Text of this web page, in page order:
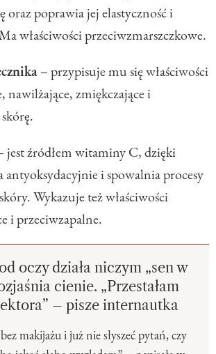
oraz poprawia jej elastyczność i
właściwości przeciwzmarszczkowe.
– przypisuje mu się właściwości
nawilżające, zmiękczające i
jest źródłem witaminy C, dzięki
antyoksydacyjnie i spowalnia procesy
Wykazuje też właściwości
i przeciwzapalne.
oczy działa niczym „sen w
cienie. „Przestałam
– pisze internautka
makijażu i już nie słyszeć pytań, czy